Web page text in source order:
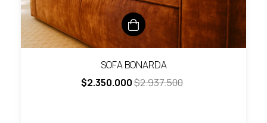
SOFA BONARDA
$2.350.000$2.937.500